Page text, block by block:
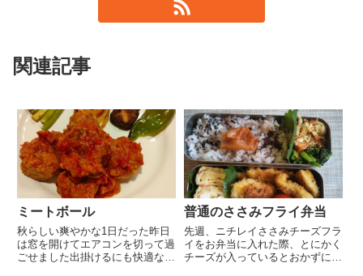
関連記事
ミートボール
秋らしい爽やかな1日だった昨日
は窓を開けてエアコンを切って過
ごせました出掛けるにも快適な気
普通のささみフライ弁当
先週、ニチレイささみチーズフラ
イをお弁当に入れた際、とにかく
チーズが入っているとおかずにな